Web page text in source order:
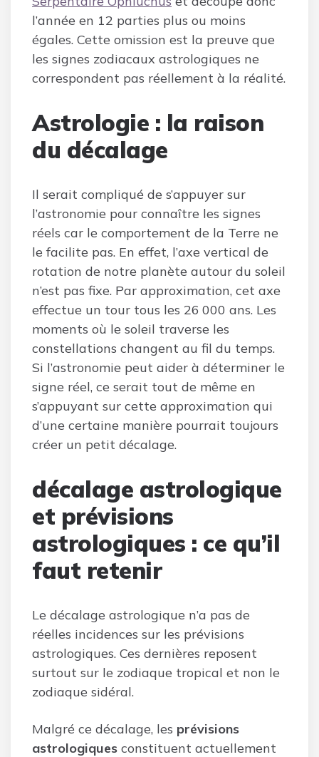
l’année en 12 parties plus ou moins
égales. Cette omission est la preuve que
les signes zodiacaux astrologiques ne
correspondent pas réellement à la réalité.
Astrologie : la raison
du décalage
Il serait compliqué de s’appuyer sur
l’astronomie pour connaître les signes
réels car le comportement de la Terre ne
le facilite pas. En effet, l’axe vertical de
rotation de notre planète autour du soleil
n’est pas fixe. Par approximation, cet axe
effectue un tour tous les 26 000 ans. Les
moments où le soleil traverse les
constellations changent au fil du temps.
Si l’astronomie peut aider à déterminer le
signe réel, ce serait tout de même en
s’appuyant sur cette approximation qui
d’une certaine manière pourrait toujours
créer un petit décalage.
décalage astrologique
et prévisions
astrologiques : ce qu’il
faut retenir
Le décalage astrologique n’a pas de
réelles incidences sur les prévisions
astrologiques. Ces dernières reposent
surtout sur le zodiaque tropical et non le
zodiaque sidéral.
Malgré ce décalage, les prévisions
astrologiques constituent actuellement